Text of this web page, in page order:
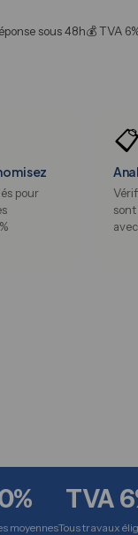
sous 48h💰 TVA
pour
📋
moyennes
TVA
Tous travaux